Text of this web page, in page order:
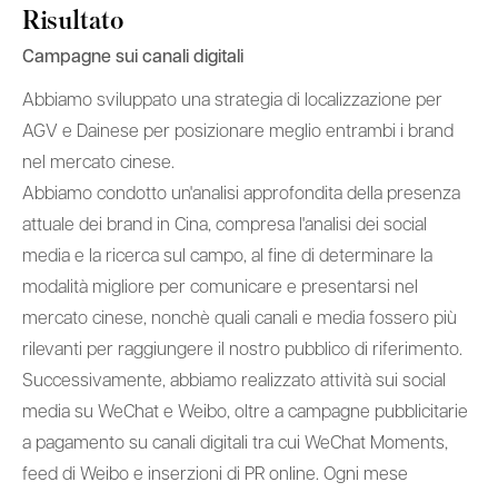
Risultato
Campagne sui canali digitali
Abbiamo sviluppato una strategia di localizzazione per
AGV e Dainese per posizionare meglio entrambi i brand
nel mercato cinese.
Abbiamo condotto un'analisi approfondita della presenza
attuale dei brand in Cina, compresa l'analisi dei social
media e la ricerca sul campo, al fine di determinare la
modalità migliore per comunicare e presentarsi nel
mercato cinese, nonchè quali canali e media fossero più
rilevanti per raggiungere il nostro pubblico di riferimento.
Successivamente, abbiamo realizzato attività sui social
media su WeChat e Weibo, oltre a campagne pubblicitarie
a pagamento su canali digitali tra cui WeChat Moments,
feed di Weibo e inserzioni di PR online. Ogni mese